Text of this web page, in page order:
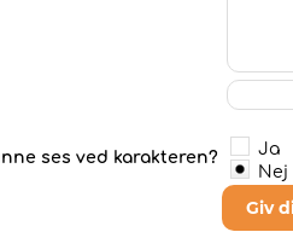
ses ved karakteren?
Ja
Nej
Giv